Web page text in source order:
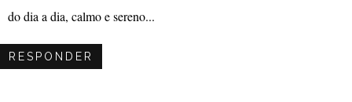
do dia a dia, calmo e sereno...
RESPONDER